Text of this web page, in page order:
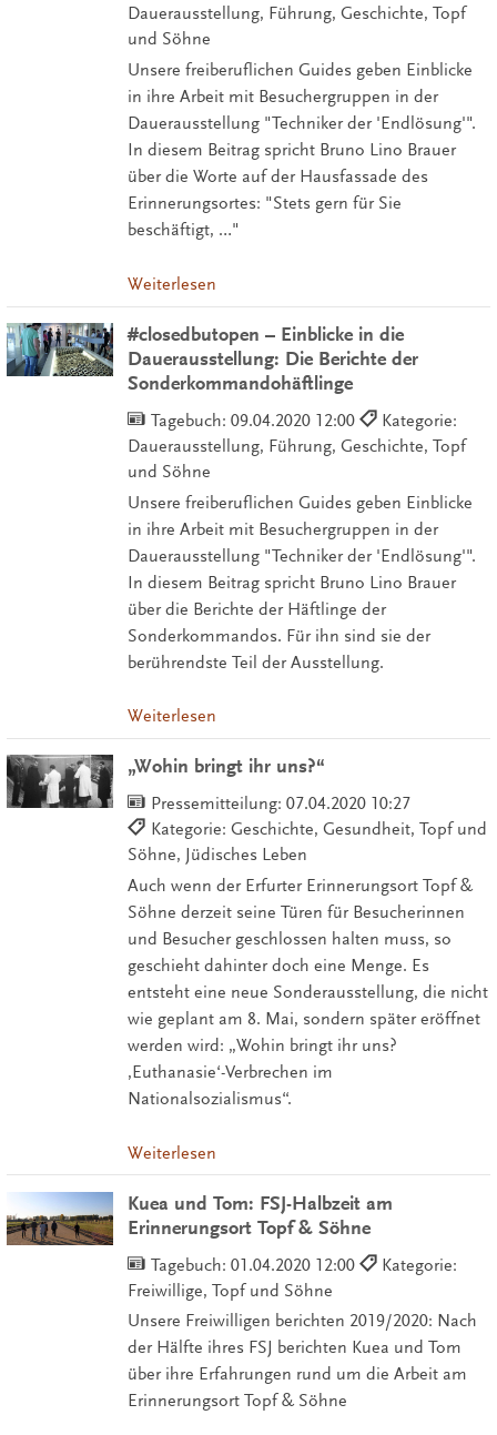
Dauerausstellung, Führung, Geschichte, Topf
und Söhne
Unsere freiberuflichen Guides geben Einblicke
in ihre Arbeit mit Besuchergruppen in der
Dauerausstellung "Techniker der 'Endlösung'".
In diesem Beitrag spricht Bruno Lino Brauer
über die Worte auf der Hausfassade des
Erinnerungsortes: "Stets gern für Sie
beschäftigt, …"
Weiterlesen
#closedbutopen – Einblicke in die
Dauerausstellung: Die Berichte der
Sonderkommandohäftlinge
Tagebuch: 09.04.2020 12:00
Kategorie:
Dauerausstellung, Führung, Geschichte, Topf
und Söhne
Unsere freiberuflichen Guides geben Einblicke
in ihre Arbeit mit Besuchergruppen in der
Dauerausstellung "Techniker der 'Endlösung'".
In diesem Beitrag spricht Bruno Lino Brauer
über die Berichte der Häftlinge der
Sonderkommandos. Für ihn sind sie der
berührendste Teil der Ausstellung.
Weiterlesen
„Wohin bringt ihr uns?“
Pressemitteilung: 07.04.2020 10:27
Kategorie: Geschichte, Gesundheit, Topf und
Söhne, Jüdisches Leben
Auch wenn der Erfurter Erinnerungsort Topf &
Söhne derzeit seine Türen für Besucherinnen
und Besucher geschlossen halten muss, so
geschieht dahinter doch eine Menge. Es
entsteht eine neue Sonderausstellung, die nicht
wie geplant am 8. Mai, sondern später eröffnet
werden wird: „Wohin bringt ihr uns?
‚Euthanasie‘-Verbrechen im
Nationalsozialismus“.
Weiterlesen
Kuea und Tom: FSJ-Halbzeit am
Erinnerungsort Topf & Söhne
Tagebuch: 01.04.2020 12:00
Kategorie:
Freiwillige, Topf und Söhne
Unsere Freiwilligen berichten 2019/2020: Nach
der Hälfte ihres FSJ berichten Kuea und Tom
über ihre Erfahrungen rund um die Arbeit am
Erinnerungsort Topf & Söhne